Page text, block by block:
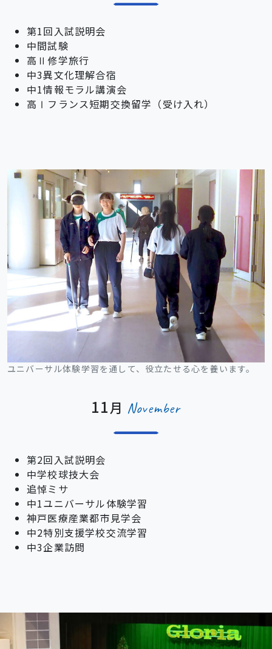
第1回入試説明会
中間試験
高Ⅱ修学旅行
中3異文化理解合宿
中1情報モラル講演会
高Ⅰフランス短期交換留学（受け入れ）
ユニバーサル体験学習を通して、役立たせる心を養います。
11月 November
第2回入試説明会
中学校球技大会
追悼ミサ
中1ユニバーサル体験学習
神戸医療産業都市見学会
中2特別支援学校交流学習
中3企業訪問